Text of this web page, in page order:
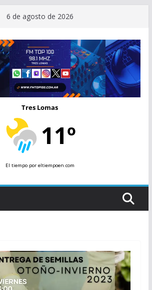
6 de agosto de 2026
Tres Lomas
11º
El tiempopor eltiempoen.com